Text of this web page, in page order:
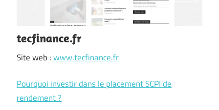
tecfinance.fr
Site web :www.tecfinance.fr
Pourquoi investir dans le placement SCPI de
rendement ?